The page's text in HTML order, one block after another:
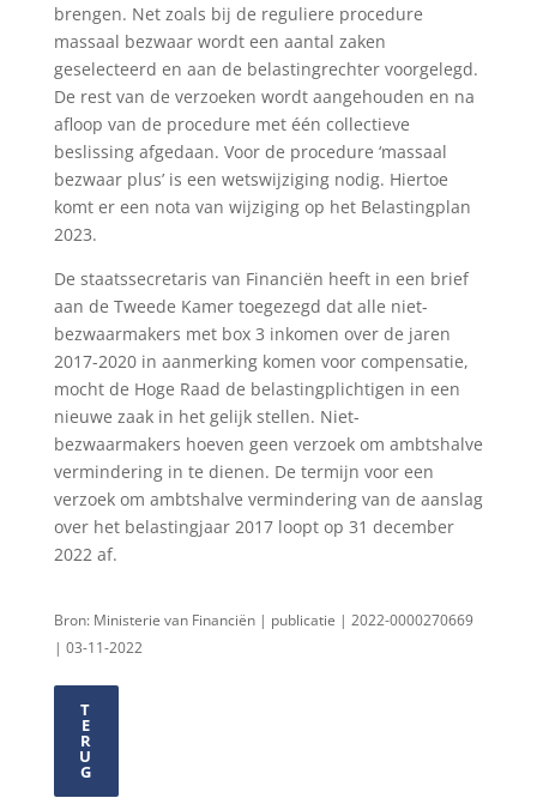
brengen. Net zoals bij de reguliere procedure
massaal bezwaar wordt een aantal zaken
geselecteerd en aan de belastingrechter voorgelegd.
De rest van de verzoeken wordt aangehouden en na
afloop van de procedure met één collectieve
beslissing afgedaan. Voor de procedure ‘massaal
bezwaar plus’ is een wetswijziging nodig. Hiertoe
komt er een nota van wijziging op het Belastingplan
2023.
De staatssecretaris van Financiën heeft in een brief
aan de Tweede Kamer toegezegd dat alle niet-
bezwaarmakers met box 3 inkomen over de jaren
2017-2020 in aanmerking komen voor compensatie,
mocht de Hoge Raad de belastingplichtigen in een
nieuwe zaak in het gelijk stellen. Niet-
bezwaarmakers hoeven geen verzoek om ambtshalve
vermindering in te dienen. De termijn voor een
verzoek om ambtshalve vermindering van de aanslag
over het belastingjaar 2017 loopt op 31 december
2022 af.
Bron: Ministerie van Financiën | publicatie | 2022-0000270669
| 03-11-2022
T
E
R
U
G